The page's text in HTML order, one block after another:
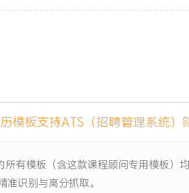
校社团与学生组织负责人，洽谈场地使用与
反馈表，统计参与人数、咨询问题与试听
举办XXX场宣讲活动，累计触达学生XXX人
模板支持ATS（招聘管理系统）
所有模板（含这款课程顾问专用模板）
准识别与高分抓取。